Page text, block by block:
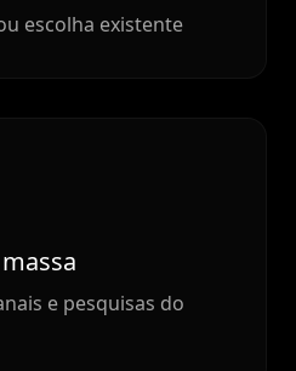
escolha existente
e pesquisas do